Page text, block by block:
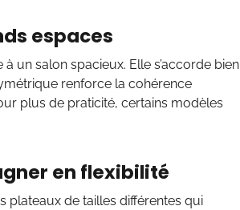
espaces
un salon spacieux. Elle s’accorde bien
renforce la cohérence
plus de praticité, certains modèles
en flexibilité
plateaux de tailles différentes qui